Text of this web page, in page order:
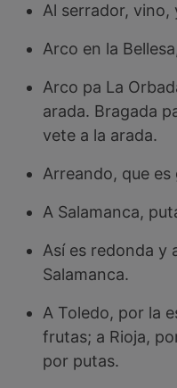
Al serrador, vino,
Arco en la
Arco pa La
arada. Bragada
vete a la arada.
Arreando, que es
A Salamanca,
Así es redonda y
Salamanca.
A Toledo, por la
frutas; a Rioja,
por putas.